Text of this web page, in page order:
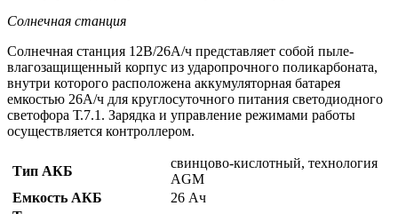
Солнечная станция
Солнечная станция 12В/26А/ч представляет собой пыле-
влагозащищенный корпус из ударопрочного поликарбоната,
внутри которого расположена аккумуляторная батарея
емкостью 26А/ч для круглосуточного питания светодиодного
светофора Т.7.1. Зарядка и управление режимами работы
осуществляется контроллером.
Тип АКБ
свинцово-кислотный, технология
AGM
Емкость АКБ
26 Ач